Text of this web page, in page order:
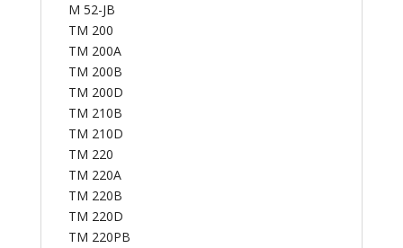
M 52-JB
TM 200
TM 200A
TM 200B
TM 200D
TM 210B
TM 210D
TM 220
TM 220A
TM 220B
TM 220D
TM 220PB